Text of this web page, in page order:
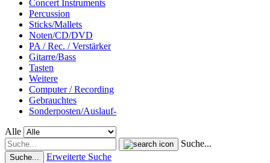
Concert Instruments
Percussion
Sticks/Mallets
Noten/CD/DVD
PA / Rec. / Verstärker
Gitarre/Bass
Tasten
Weitere
Computer / Recording
Gebrauchtes
Sonderposten/Auslauf-
Alle
Suche...
Suche... Erweiterte Suche